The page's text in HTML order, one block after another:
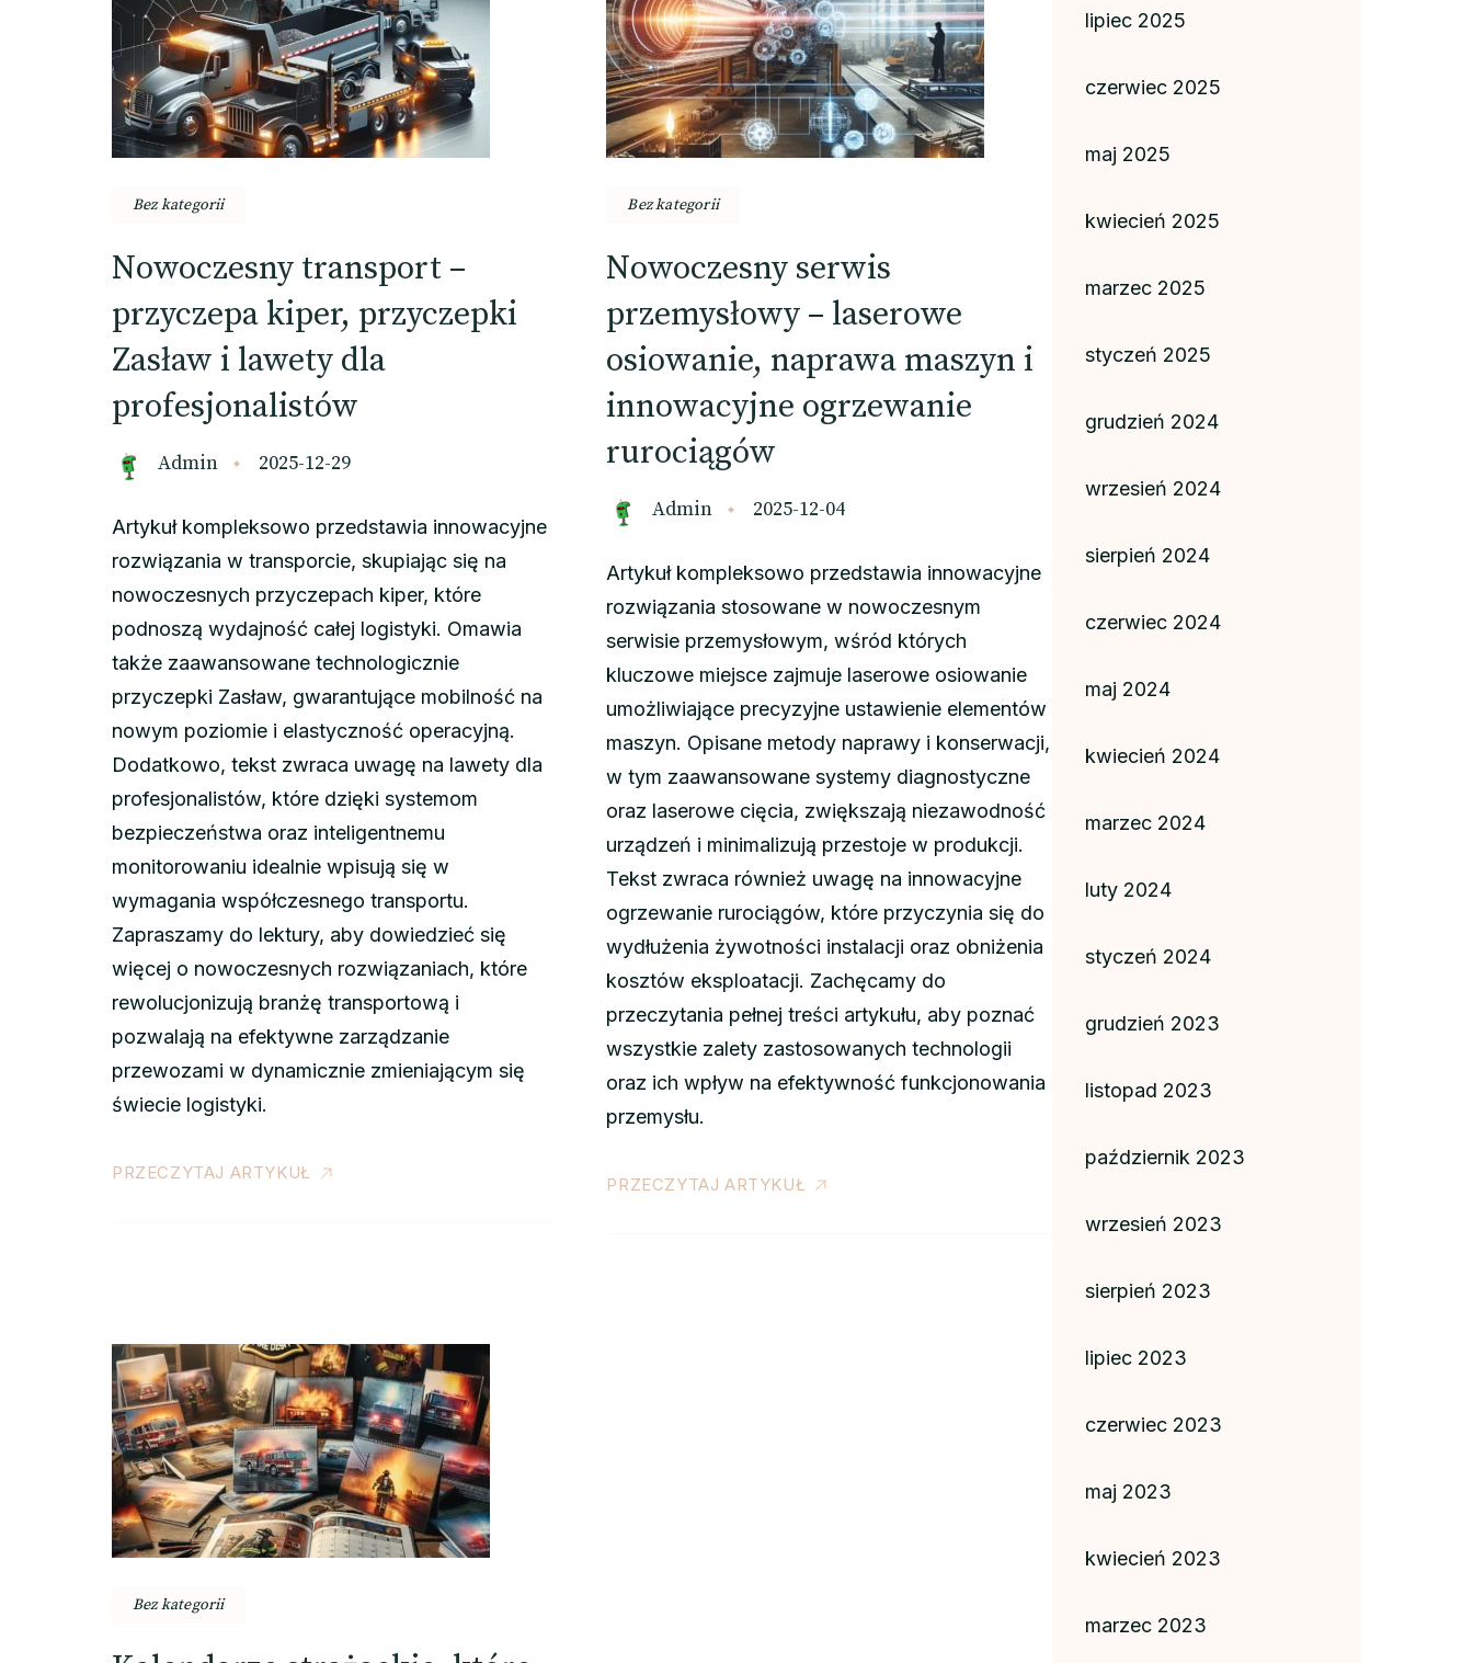
Bez kategorii
Nowoczesny transport –
przyczepa kiper, przyczepki
Zasław i lawety dla
profesjonalistów
Admin 2025-12-29
Artykuł kompleksowo przedstawia innowacyjne
rozwiązania w transporcie, skupiając się na
nowoczesnych przyczepach kiper, które
podnoszą wydajność całej logistyki. Omawia
także zaawansowane technologicznie
przyczepki Zasław, gwarantujące mobilność na
nowym poziomie i elastyczność operacyjną.
Dodatkowo, tekst zwraca uwagę na lawety dla
profesjonalistów, które dzięki systemom
bezpieczeństwa oraz inteligentnemu
monitorowaniu idealnie wpisują się w
wymagania współczesnego transportu.
Zapraszamy do lektury, aby dowiedzieć się
więcej o nowoczesnych rozwiązaniach, które
rewolucjonizują branżę transportową i
pozwalają na efektywne zarządzanie
przewozami w dynamicznie zmieniającym się
świecie logistyki.
PRZECZYTAJ ARTYKUŁ
Bez kategorii
Nowoczesny serwis
przemysłowy – laserowe
osiowanie, naprawa maszyn i
innowacyjne ogrzewanie
rurociągów
Admin 2025-12-04
Artykuł kompleksowo przedstawia innowacyjne
rozwiązania stosowane w nowoczesnym
serwisie przemysłowym, wśród których
kluczowe miejsce zajmuje laserowe osiowanie
umożliwiające precyzyjne ustawienie elementów
maszyn. Opisane metody naprawy i konserwacji,
w tym zaawansowane systemy diagnostyczne
oraz laserowe cięcia, zwiększają niezawodność
urządzeń i minimalizują przestoje w produkcji.
Tekst zwraca również uwagę na innowacyjne
ogrzewanie rurociągów, które przyczynia się do
wydłużenia żywotności instalacji oraz obniżenia
kosztów eksploatacji. Zachęcamy do
przeczytania pełnej treści artykułu, aby poznać
wszystkie zalety zastosowanych technologii
oraz ich wpływ na efektywność funkcjonowania
przemysłu.
PRZECZYTAJ ARTYKUŁ
Bez kategorii
lipiec 2025
czerwiec 2025
maj 2025
kwiecień 2025
marzec 2025
styczeń 2025
grudzień 2024
wrzesień 2024
sierpień 2024
czerwiec 2024
maj 2024
kwiecień 2024
marzec 2024
luty 2024
styczeń 2024
grudzień 2023
listopad 2023
październik 2023
wrzesień 2023
sierpień 2023
lipiec 2023
czerwiec 2023
maj 2023
kwiecień 2023
marzec 2023